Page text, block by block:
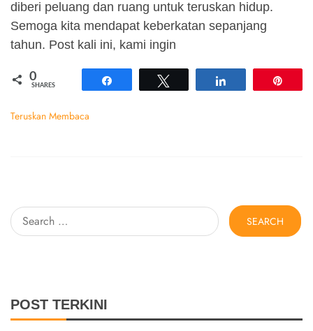
diberi peluang dan ruang untuk teruskan hidup.
Semoga kita mendapat keberkatan sepanjang
tahun. Post kali ini, kami ingin
0
SHARES
Teruskan Membaca
Search
for:
POST TERKINI